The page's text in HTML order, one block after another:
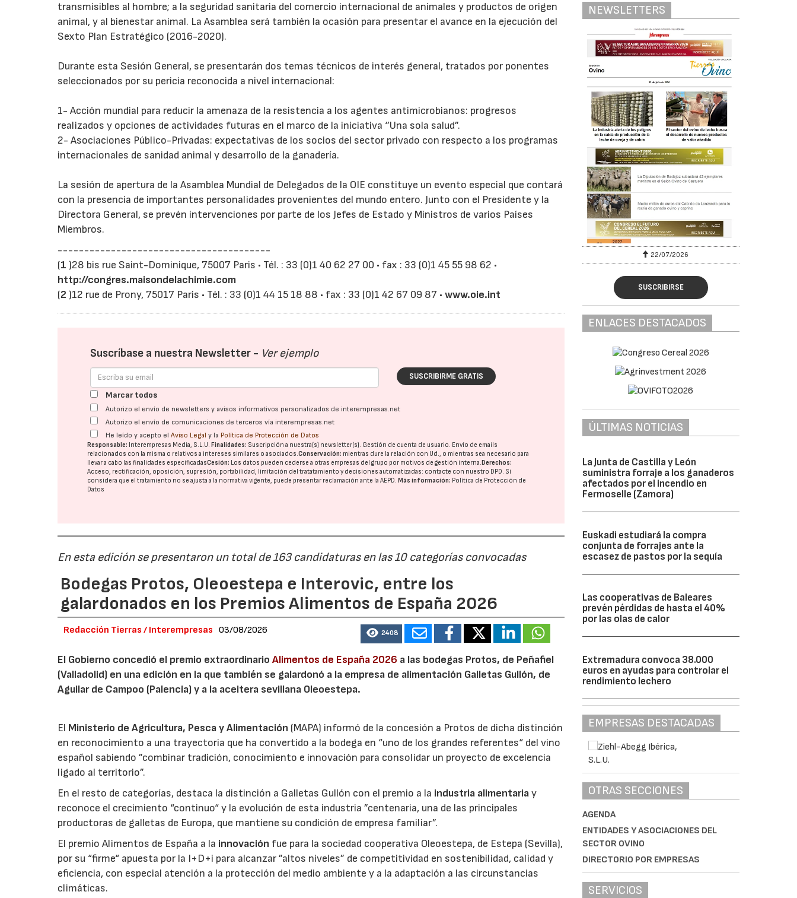
transmisibles al hombre; a la seguridad sanitaria del comercio internacional de animales y productos de origen
animal, y al bienestar animal. La Asamblea será también la ocasión para presentar el avance en la ejecución del
Sexto Plan Estratégico (2016-2020).
Durante esta Sesión General, se presentarán dos temas técnicos de interés general, tratados por ponentes
seleccionados por su pericia reconocida a nivel internacional:
1- Acción mundial para reducir la amenaza de la resistencia a los agentes antimicrobianos: progresos
realizados y opciones de actividades futuras en el marco de la iniciativa ‘’Una sola salud”.
2- Asociaciones Público-Privadas: expectativas de los socios del sector privado con respecto a los programas
internacionales de sanidad animal y desarrollo de la ganadería.
La sesión de apertura de la Asamblea Mundial de Delegados de la OIE constituye un evento especial que contará
con la presencia de importantes personalidades provenientes del mundo entero. Junto con el Presidente y la
Directora General, se prevén intervenciones por parte de los Jefes de Estado y Ministros de varios Países
Miembros.
----------------------------------------
(1 )28 bis rue Saint-Dominique, 75007 Paris • Tél. : 33 (0)1 40 62 27 00 • fax : 33 (0)1 45 55 98 62 •
http://congres.maisondelachimie.com
(2 )12 rue de Prony, 75017 Paris • Tél. : 33 (0)1 44 15 18 88 • fax : 33 (0)1 42 67 09 87 •www.oie.int
Suscríbase a nuestra Newsletter - Ver ejemplo
SUSCRIBIRME GRATIS
Marcar todos
Autorizo el envío de newsletters y avisos informativos personalizados de interempresas.net
Autorizo el envío de comunicaciones de terceros vía interempresas.net
He leído y acepto elAviso Legal y la Política de Protección de Datos
Responsable: Interempresas Media, S.L.U.Finalidades: Suscripción a nuestra(s) newsletter(s). Gestión de cuenta de usuario. Envío de emails
relacionados con la misma o relativos a intereses similares o asociados.Conservación: mientras dure la relación con Ud., o mientras sea necesario para
llevar a cabo las finalidades especificadasCesión: Los datos pueden cederse a otras empresas del grupo por motivos de gestión interna.Derechos:
Acceso, rectificación, oposición, supresión, portabilidad, limitación del tratatamiento y decisiones automatizadas: contacte con nuestro DPD. Si
considera que el tratamiento no se ajusta a la normativa vigente, puede presentar reclamación ante laAEPD.Más información: Política de Protección de
Datos
En esta edición se presentaron un total de 163 candidaturas en las 10 categorías convocadas
Bodegas Protos, Oleoestepa e Interovic, entre los
galardonados en los Premios Alimentos de España 2026
Redacción Tierras / Interempresas 03/08/2026 2408
El Gobierno concedió el premio extraordinarioAlimentos de España 2026 a las bodegas Protos, de Peñafiel
(Valladolid) en una edición en la que también se galardonó a la empresa de alimentación Galletas Gullón, de
Aguilar de Campoo (Palencia) y a la aceitera sevillana Oleoestepa.
El Ministerio de Agricultura, Pesca y Alimentación (MAPA) informó de la concesión a Protos de dicha distinción
en reconocimiento a una trayectoria que ha convertido a la bodega en “uno de los grandes referentes“ del vino
español sabiendo ”combinar tradición, conocimiento e innovación para consolidar un proyecto de excelencia
ligado al territorio”.
En el resto de categorías, destaca la distinción a Galletas Gullón con el premio a la industria alimentariay
reconoce el crecimiento “continuo“ y la evolución de esta industria ”centenaria, una de las principales
productoras de galletas de Europa, que mantiene su condición de empresa familiar”.
El premio Alimentos de España a la innovación fue para la sociedad cooperativa Oleoestepa, de Estepa (Sevilla),
por su “firme“ apuesta por la I+D+i para alcanzar ”altos niveles” de competitividad en sostenibilidad, calidad y
eficiencia, con especial atención a la protección del medio ambiente y a la adaptación a las circunstancias
climáticas.
NEWSLETTERS
22/07/2026
SUSCRIBIRSE
ENLACES DESTACADOS
ÚLTIMAS NOTICIAS
La Junta de Castilla y León
suministra forraje a los ganaderos
afectados por el incendio en
Fermoselle (Zamora)
Euskadi estudiará la compra
conjunta de forrajes ante la
escasez de pastos por la sequía
Las cooperativas de Baleares
prevén pérdidas de hasta el 40%
por las olas de calor
Extremadura convoca 38.000
euros en ayudas para controlar el
rendimiento lechero
EMPRESAS DESTACADAS
OTRAS SECCIONES
AGENDA
ENTIDADES Y ASOCIACIONES DEL
SECTOR OVINO
DIRECTORIO POR EMPRESAS
SERVICIOS